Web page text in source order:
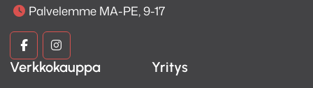
Palvelemme MA-PE, 9-17
Kuva
ja
Kuva
ja
Verkkokauppa
Yritys